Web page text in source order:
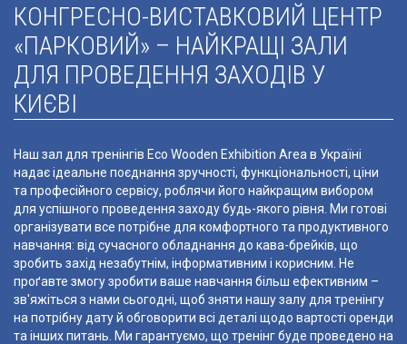
КОНГРЕСНО-ВИСТАВКОВИЙ ЦЕНТР
«ПАРКОВИЙ» – НАЙКРАЩІ ЗАЛИ
ДЛЯ ПРОВЕДЕННЯ ЗАХОДІВ У
КИЄВІ
Наш зал для тренінгів Eco Wooden Exhibition Area в Україні
надає ідеальне поєднання зручності, функціональності, ціни
та професійного сервісу, роблячи його найкращим вибором
для успішного проведення заходу будь-якого рівня. Ми готові
організувати все потрібне для комфортного та продуктивного
навчання: від сучасного обладнання до кава-брейків, що
зробить захід незабутнім, інформативним і корисним. Не
проґавте змогу зробити ваше навчання більш ефективним –
зв'яжіться з нами сьогодні, щоб зняти нашу залу для тренінгу
на потрібну дату й обговорити всі деталі щодо вартості оренди
та інших питань. Ми гарантуємо, що тренінг буде проведено на